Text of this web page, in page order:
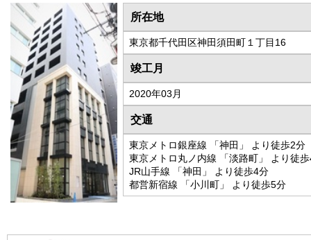
所在地
東京都千代田区神田須田町１丁目16
竣工月
2020年03月
交通
東京メトロ銀座線 「神田」 より徒歩2分
東京メトロ丸ノ内線 「淡路町」 より徒
JR山手線 「神田」 より徒歩4分
都営新宿線 「小川町」 より徒歩5分